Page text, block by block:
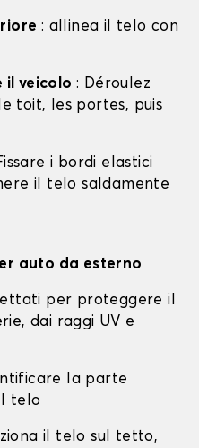
: allinea il telo con
il veicolo : Déroulez
toit, les portes, puis
i bordi elastici
il telo saldamente
auto da esterno
per proteggere il
dai raggi UV e
la parte
telo
il telo sul tetto,